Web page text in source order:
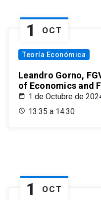
1 OCT
Teoría Económica
Leandro Gorno,
of Economics and
1 de Octubre de
13:35 a 14:30
1 OCT